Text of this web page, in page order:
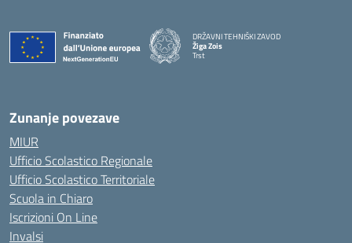
DRŽAVNI TEHNIŠKI ZAVOD
Žiga Zois
Trst
Zunanje povezave
MIUR
Ufficio Scolastico Regionale
Ufficio Scolastico Territoriale
Scuola in Chiaro
Iscrizioni On Line
Invalsi